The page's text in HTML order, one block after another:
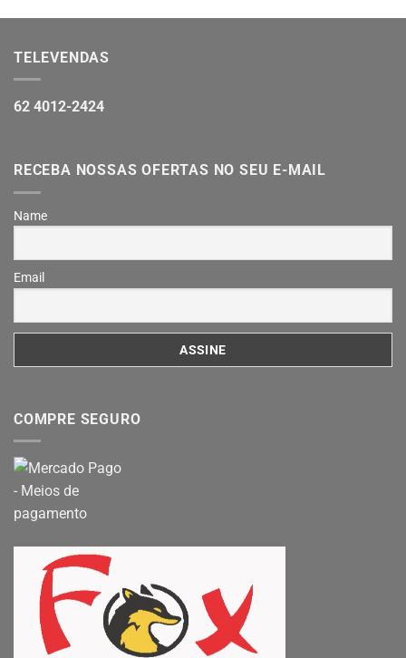
TELEVENDAS
62 4012-2424
RECEBA NOSSAS OFERTAS NO SEU E-MAIL
Name
Email
COMPRE SEGURO